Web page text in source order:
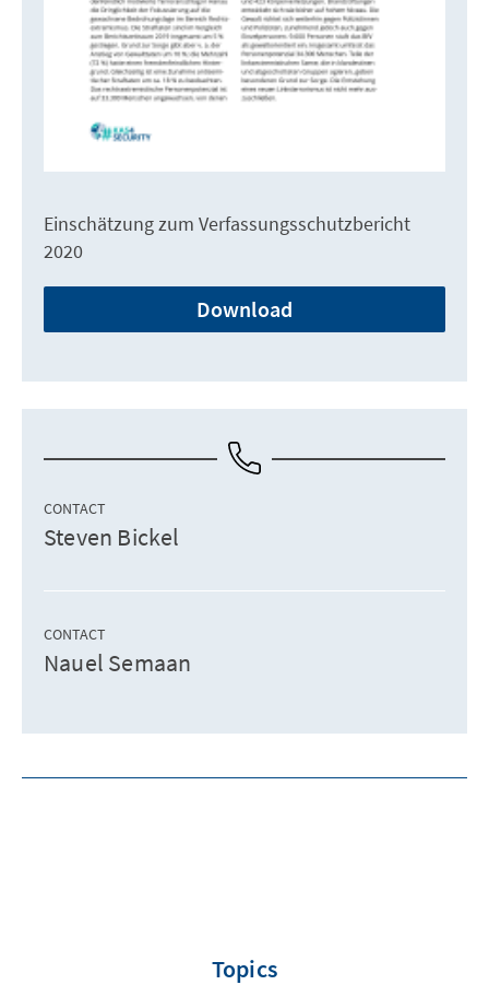
Einschätzung zum Verfassungsschutzbericht
2020
Download
CONTACT
Steven Bickel
CONTACT
Nauel Semaan
Topics